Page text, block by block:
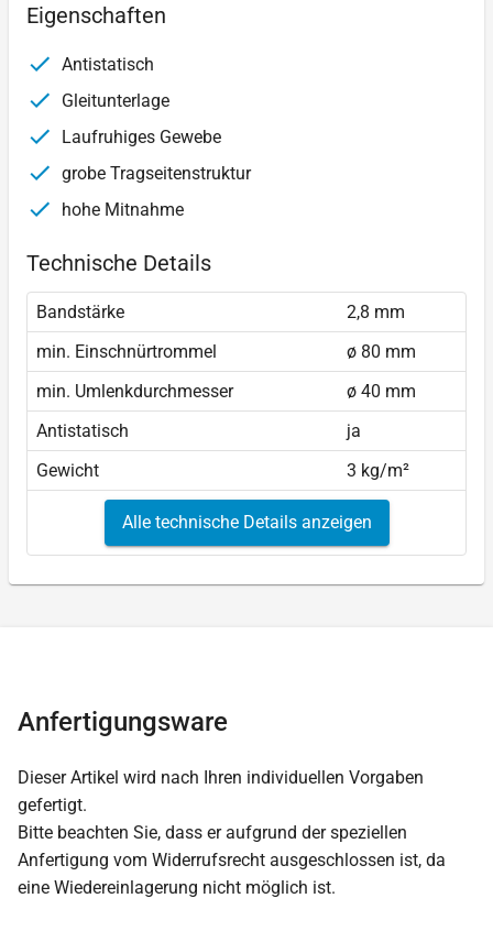
Eigenschaften
Antistatisch
Gleitunterlage
Laufruhiges Gewebe
grobe Tragseitenstruktur
hohe Mitnahme
Technische Details
Bandstärke
2,8 mm
min. Einschnürtrommel
ø 80 mm
min. Umlenkdurchmesser
ø 40 mm
Antistatisch
ja
Gewicht
3 kg/m²
Alle technische Details anzeigen
Anfertigungsware
Dieser Artikel wird nach Ihren individuellen Vorgaben
gefertigt.
Bitte beachten Sie, dass er aufgrund der speziellen
Anfertigung vom Widerrufsrecht ausgeschlossen ist, da
eine Wiedereinlagerung nicht möglich ist.